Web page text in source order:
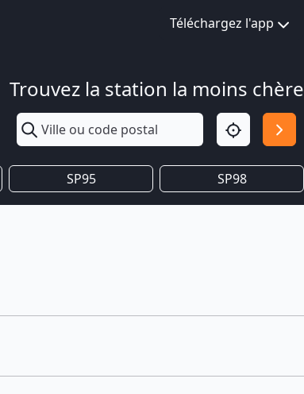
Téléchargez l'app
Trouvez la station la moins chère
SP95 SP98